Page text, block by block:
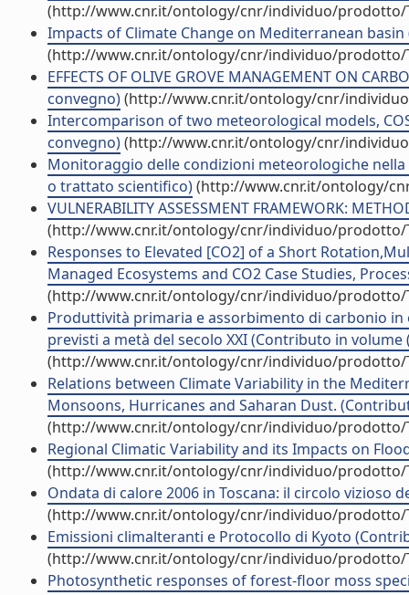
(http://www.cnr.it/ontology/cnr/individuo/prodotto/
Impacts of Climate Change on Mediterranean
(http://www.cnr.it/ontology/cnr/individuo/prodotto/
EFFECTS OF OLIVE GROVE MANAGEMENT ON
convegno)(http://www.cnr.it/ontology/cnr/
Intercomparison of two meteorological models,
convegno)(http://www.cnr.it/ontology/cnr/
Monitoraggio delle condizioni meteorologiche
o trattato scientifico)(http://www.cnr.it/ontology/
VULNERABILITY ASSESSMENT FRAMEWORK:
(http://www.cnr.it/ontology/cnr/individuo/prodotto/
Responses to Elevated [CO2] of a Short
Managed Ecosystems and CO2 Case Studies,
(http://www.cnr.it/ontology/cnr/individuo/prodotto/
Produttività primaria e assorbimento di carbonio
previsti a metà del secolo XXI (Contributo in
(http://www.cnr.it/ontology/cnr/individuo/prodotto/
Relations between Climate Variability in the
Monsoons, Hurricanes and Saharan Dust.
(http://www.cnr.it/ontology/cnr/individuo/prodotto/
Regional Climatic Variability and its Impacts on
(http://www.cnr.it/ontology/cnr/individuo/prodotto/
Ondata di calore 2006 in Toscana: il circolo vizioso
(http://www.cnr.it/ontology/cnr/individuo/prodotto/
Emissioni climalteranti e Protocollo di Kyoto
(http://www.cnr.it/ontology/cnr/individuo/prodotto/
Photosynthetic responses of forest-floor moss